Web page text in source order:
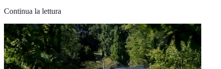
Continua la lettura